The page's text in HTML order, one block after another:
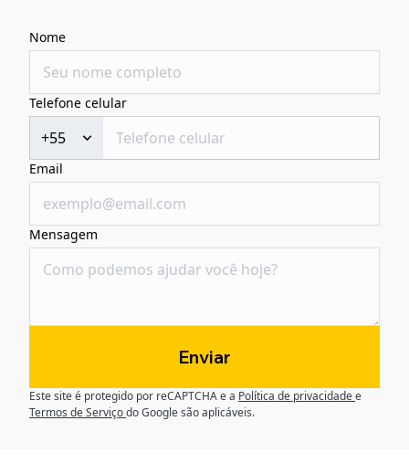
Nome
Telefone celular
+55
Email
Mensagem
Enviar
Este site é protegido por reCAPTCHA e a Política de privacidadee
Termos de Serviçodo Google são aplicáveis.